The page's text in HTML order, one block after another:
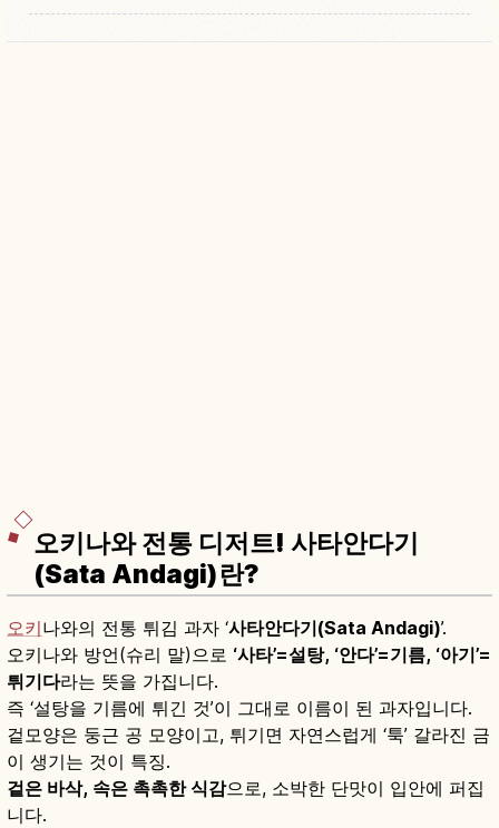
오키나와 전통 디저트! 사타안다기
(Sata Andagi)란?
오키나와의 전통 튀김 과자 ‘사타안다기(Sata Andagi)’.
오키나와 방언(슈리 말)으로 ‘사타’=설탕, ‘안다’=기름, ‘아기’=
튀기다라는 뜻을 가집니다.
즉 ‘설탕을 기름에 튀긴 것’이 그대로 이름이 된 과자입니다.
겉모양은 둥근 공 모양이고, 튀기면 자연스럽게 ‘툭’ 갈라진 금
이 생기는 것이 특징.
겉은 바삭, 속은 촉촉한 식감으로, 소박한 단맛이 입안에 퍼집
니다.